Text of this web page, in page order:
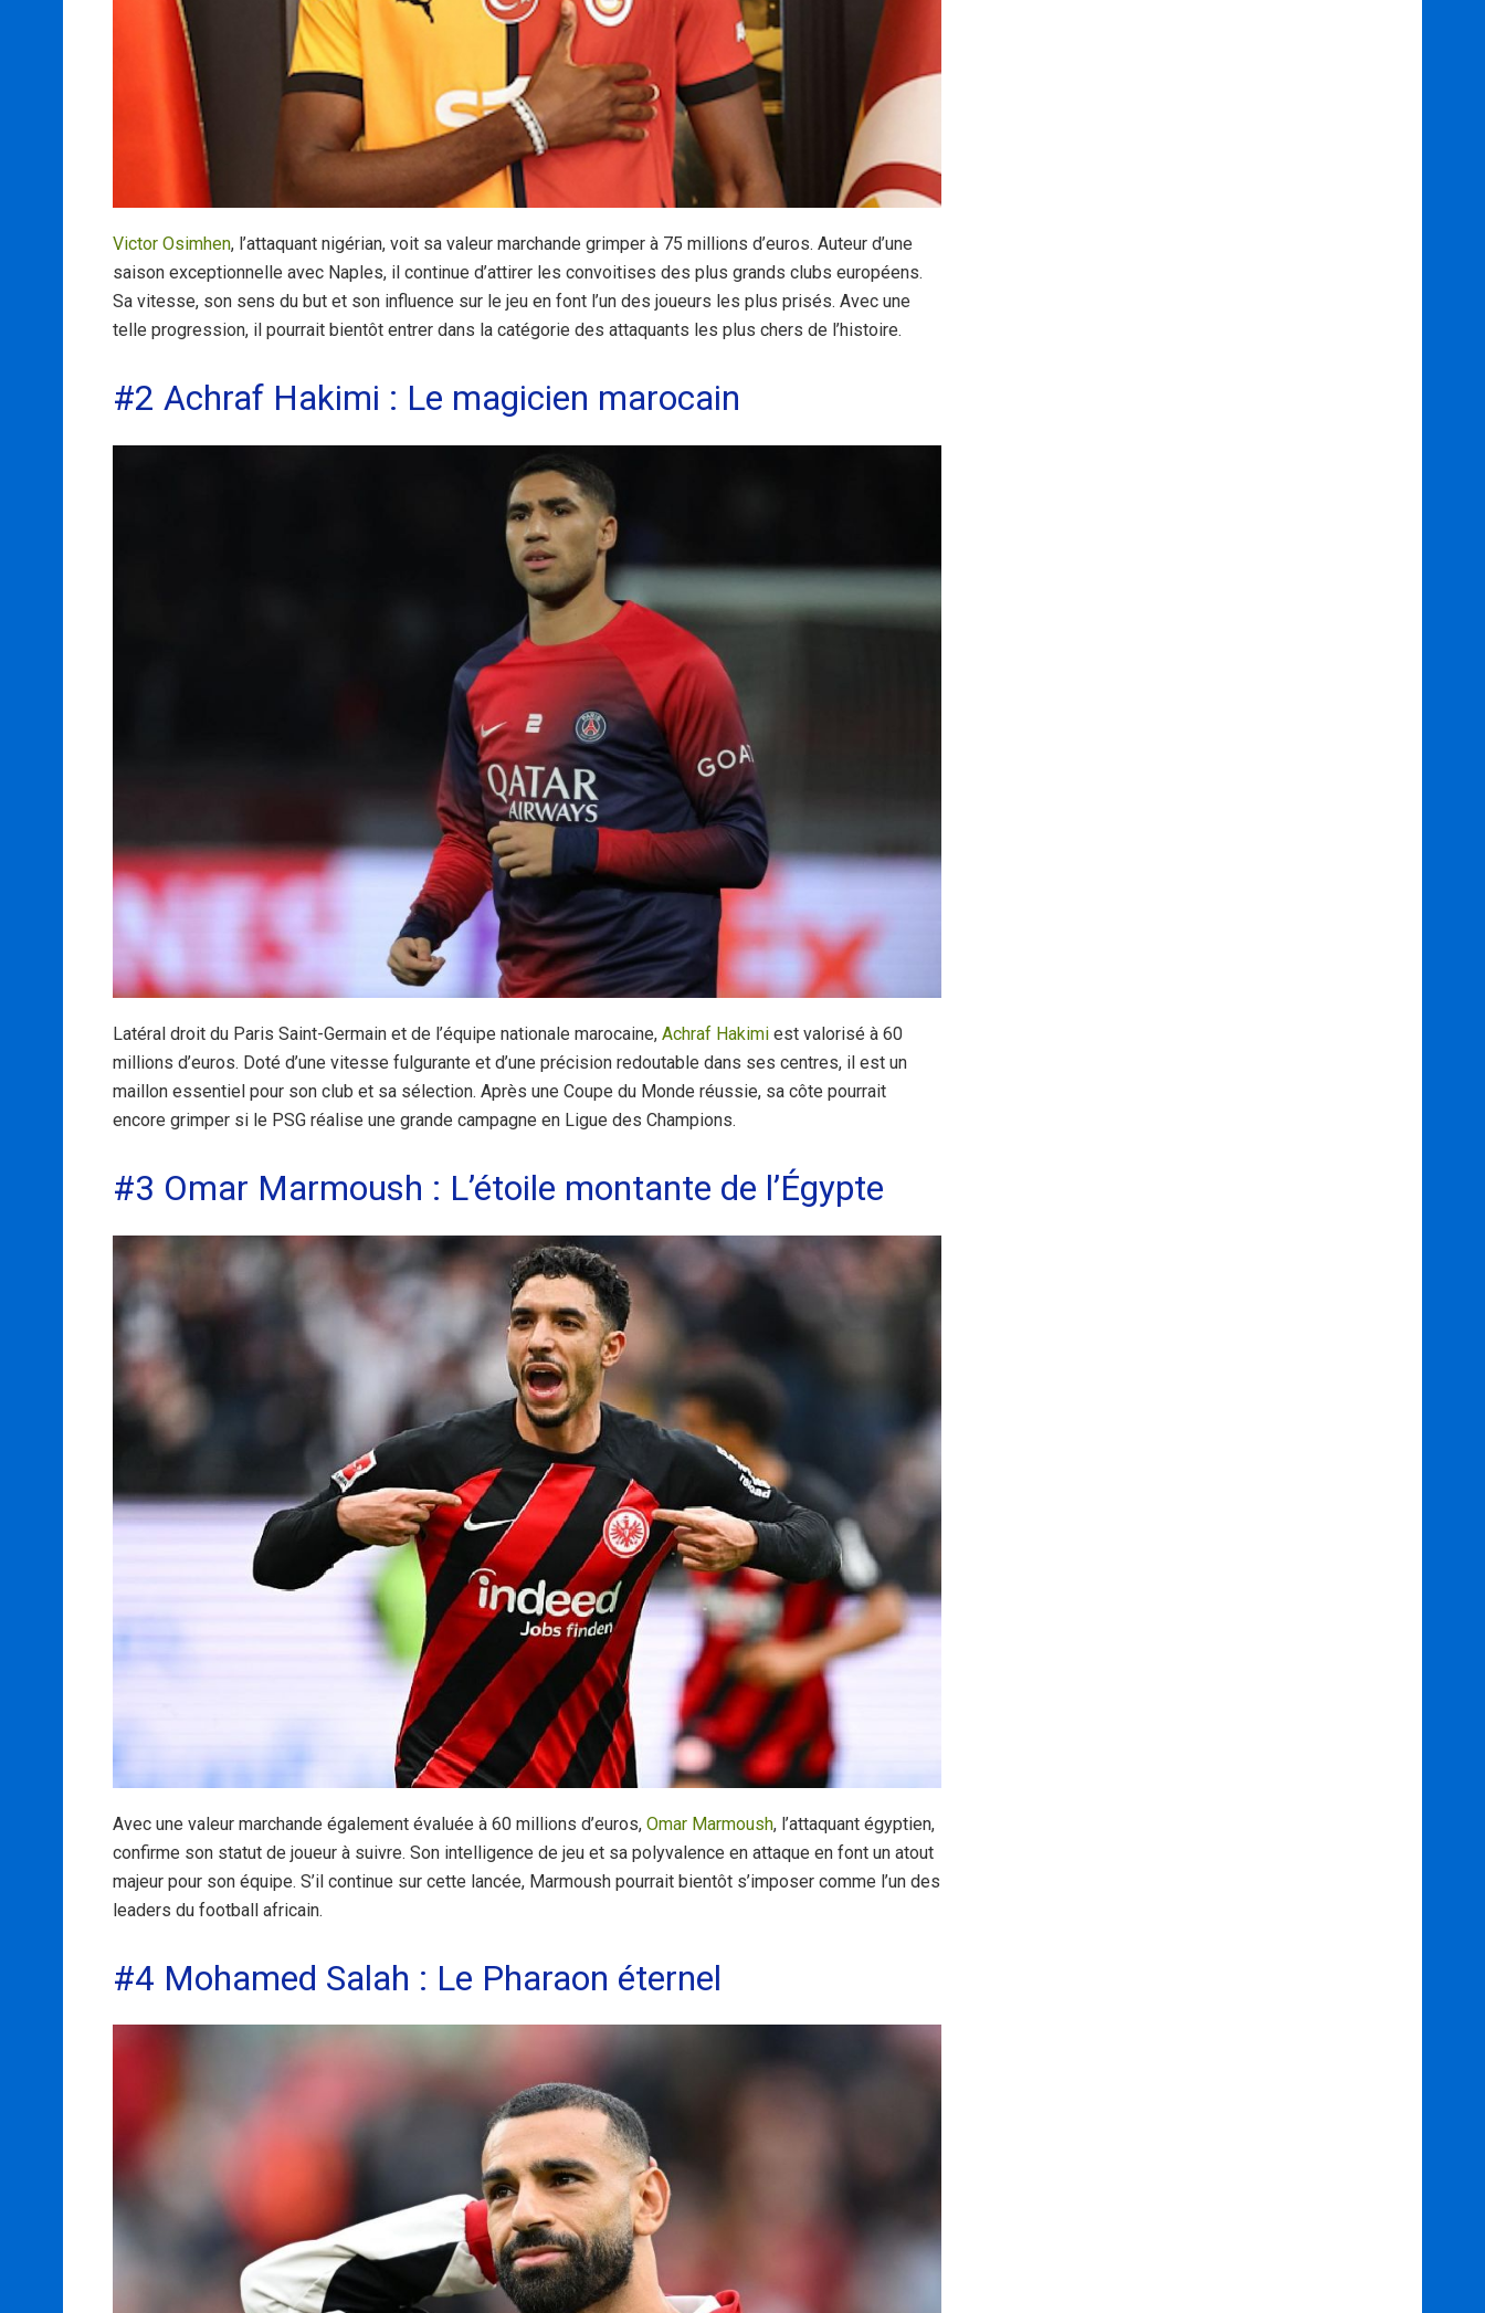
Victor Osimhen, l’attaquant nigérian, voit sa valeur marchande grimper à 75 millions d’euros. Auteur d’une
saison exceptionnelle avec Naples, il continue d’attirer les convoitises des plus grands clubs européens.
Sa vitesse, son sens du but et son influence sur le jeu en font l’un des joueurs les plus prisés. Avec une
telle progression, il pourrait bientôt entrer dans la catégorie des attaquants les plus chers de l’histoire.
#2 Achraf Hakimi : Le magicien marocain
Latéral droit du Paris Saint-Germain et de l’équipe nationale marocaine, Achraf Hakimi est valorisé à 60
millions d’euros. Doté d’une vitesse fulgurante et d’une précision redoutable dans ses centres, il est un
maillon essentiel pour son club et sa sélection. Après une Coupe du Monde réussie, sa côte pourrait
encore grimper si le PSG réalise une grande campagne en Ligue des Champions.
#3 Omar Marmoush : L’étoile montante de l’Égypte
Avec une valeur marchande également évaluée à 60 millions d’euros, Omar Marmoush, l’attaquant égyptien,
confirme son statut de joueur à suivre. Son intelligence de jeu et sa polyvalence en attaque en font un atout
majeur pour son équipe. S’il continue sur cette lancée, Marmoush pourrait bientôt s’imposer comme l’un des
leaders du football africain.
#4 Mohamed Salah : Le Pharaon éternel